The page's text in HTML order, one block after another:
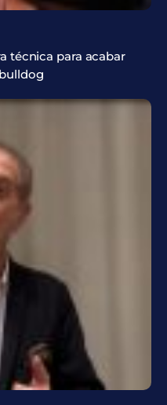
técnica para acabar